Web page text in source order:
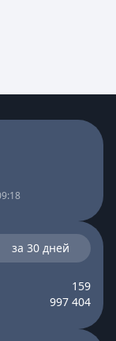
за 30 дней
159
997 404